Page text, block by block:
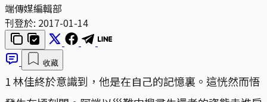
端傳媒編輯部
刊登於: 2017-01-14
收藏
1 林佳終於意識到，他是在自己的記憶裏。這恍然而悟